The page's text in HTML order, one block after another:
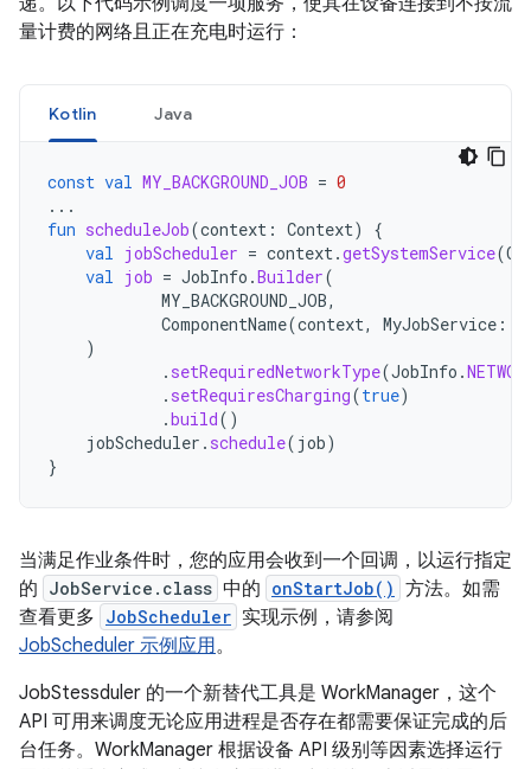
量计费的网络且正在充电时运行：
Kotlin Java
const val MY_BACKGROUND_JOB = 0
...
fun scheduleJob(context : Context)
{
val jobScheduler = context.getSystemService(
val job = JobInfo .Builder(
MY_BACKGROUND_JOB,
ComponentName(context, MyJobService ::
)
. setRequiredNetworkType(JobInfo .
. setRequiresCharging(true)
.build()
jobScheduler . schedule( job)
}
当满足作业条件时，您的应用会收到一个回调，以运行指定
的 JobService.class 中的 onStartJob() 方法。如需
查看更多 JobScheduler 实现示例，请参阅
JobScheduler 示例应用。
JobStessduler 的一个新替代工具是 WorkManager，这个
API 可用来调度无论应用进程是否存在都需要保证完成的后
台任务。WorkManager 根据设备 API 级别等因素选择运行